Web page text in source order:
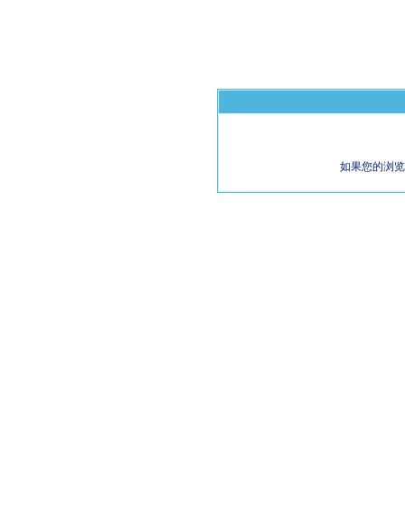
如果您的浏